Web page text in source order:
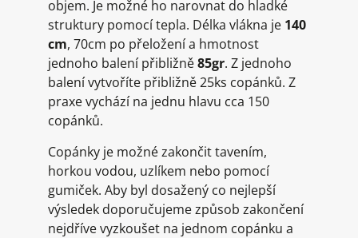
objem. Je možné ho narovnat do hladké
struktury pomocí tepla. Délka vlákna je 140
cm, 70cm po přeložení a hmotnost
jednoho balení přibližně85gr. Z jednoho
balení vytvoříte přibližně 25ks copánků. Z
praxe vychází na jednu hlavu cca 150
copánků.
Copánky je možné zakončit tavením,
horkou vodou, uzlíkem nebo pomocí
gumiček. Aby byl dosažený co nejlepší
výsledek doporučujeme způsob zakončení
nejdříve vyzkoušet na jednom copánku a